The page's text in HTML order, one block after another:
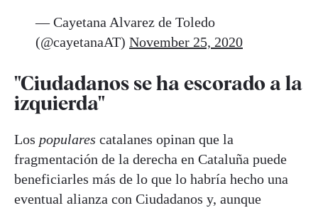
— Cayetana Alvarez de Toledo
(@cayetanaAT) November 25, 2020
"Ciudadanos se ha escorado a la
izquierda"
Los populares catalanes opinan que la
fragmentación de la derecha en Cataluña puede
beneficiarles más de lo que lo habría hecho una
eventual alianza con Ciudadanos y, aunque